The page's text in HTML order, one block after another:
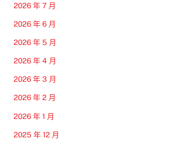
2026 年 7 月
2026 年 6 月
2026 年 5 月
2026 年 4 月
2026 年 3 月
2026 年 2 月
2026 年 1 月
2025 年 12 月